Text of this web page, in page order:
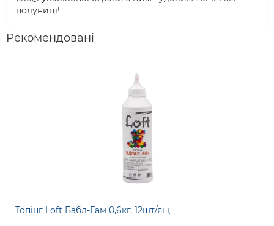
полуниці!
Рекомендовані
Топінг Loft Бабл-Гам 0,6кг, 12шт/ящ